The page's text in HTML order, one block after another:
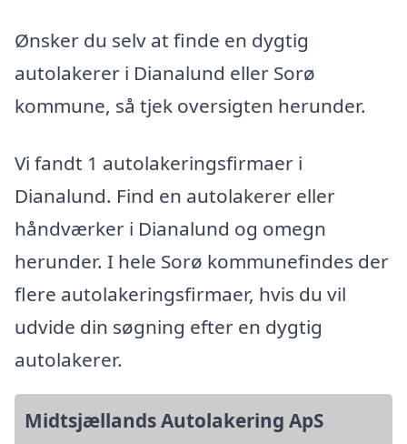
Ønsker du selv at finde en dygtig
autolakerer i Dianalund eller Sorø
kommune, så tjek oversigten herunder.
Vi fandt 1 autolakeringsfirmaer i
Dianalund. Find en autolakerer eller
håndværker i Dianalund og omegn
herunder. I hele Sorø kommunefindes der
flere autolakeringsfirmaer, hvis du vil
udvide din søgning efter en dygtig
autolakerer.
Midtsjællands Autolakering ApS